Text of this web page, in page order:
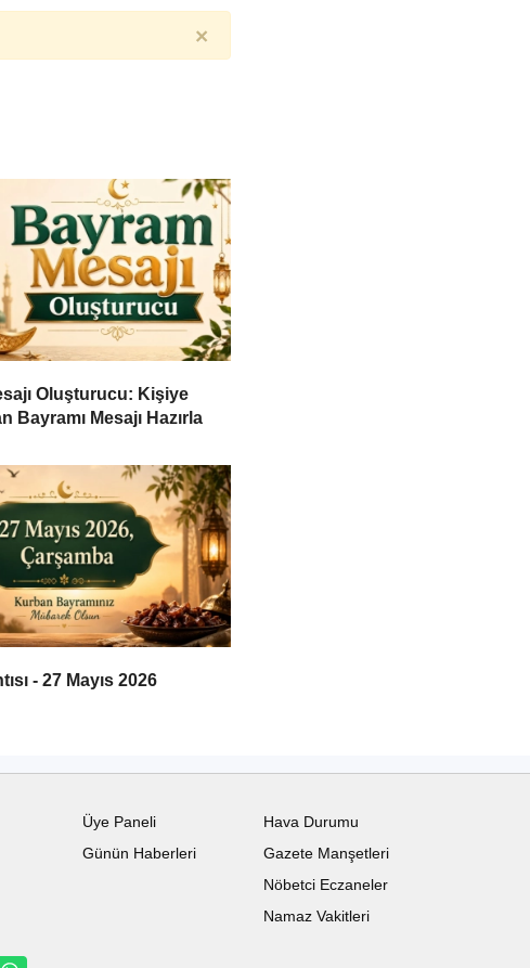
×
Oluşturucu: Kişiye
Bayramı Mesajı Hazırla
- 27 Mayıs 2026
Üye Paneli
Günün Haberleri
Hava Durumu
Gazete Manşetleri
Nöbetci Eczaneler
Namaz Vakitleri